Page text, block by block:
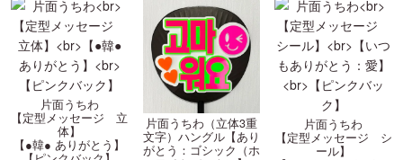
片面うちわ
【定型メッセージ 立
体】
【●韓● ありがとう】
片面うちわ（立体3重
文字）ハングル【あり
がとう：ゴシック（ホ
片面うちわ
【定型メッセージ シ
ール】